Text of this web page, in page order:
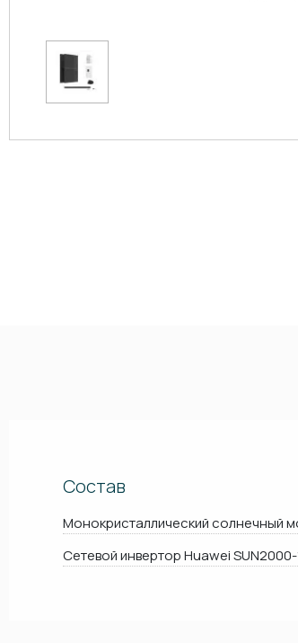
Состав
Монокристаллический солнечный
Сетевой инвертор Huawei SUN2000-